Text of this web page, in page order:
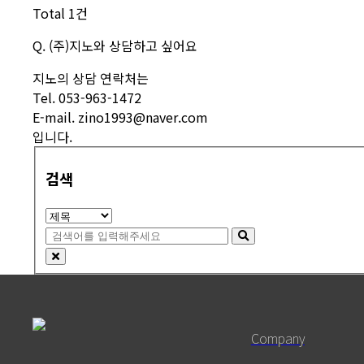
Total 1건
Q. (주)지노와 상담하고 싶어요
지노의 상담 연락처는
Tel. 053-963-1472
E-mail. zino1993@naver.com
입니다.
검색
Company